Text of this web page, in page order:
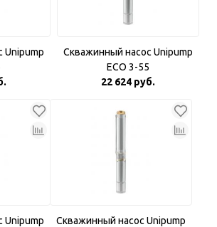
Unipump
Скважинный насос Unipump
ECO 3-55
22 624 руб.
Unipump
Скважинный насос Unipump